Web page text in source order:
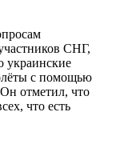
СНГ,
украинские
с помощью
отметил, что
что есть